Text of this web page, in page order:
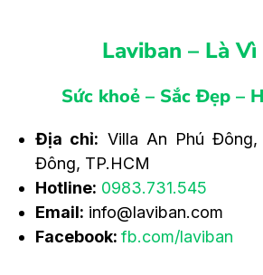
Laviban – Là Vì
Sức khoẻ – Sắc Đẹp –
Địa chỉ: Villa An Phú
Đông, TP.HCM
Hotline: 0983.731.545
Email: info@laviban.com
Facebook:fb.com/laviban